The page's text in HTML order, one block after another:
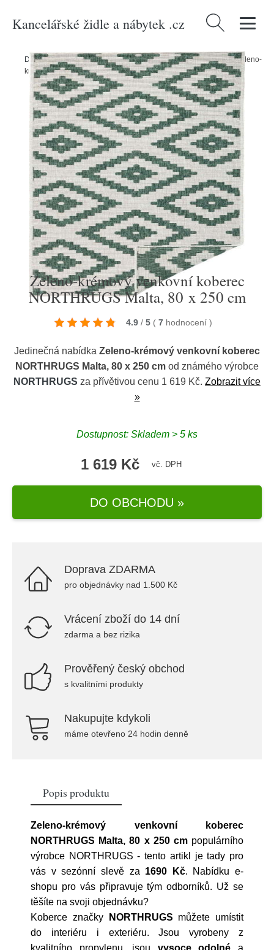
Kancelářské židle a nábytek .cz Vyhledávání
Domů/Produkty/Zahrada/Zahradní textil/Venkovní koberce/Zeleno-
krémový venkovní koberec NORTHRUGS Malta, 80 x 250 cm
Zeleno-krémový venkovní koberec
NORTHRUGS Malta, 80 x 250 cm
4.9 / 5 ( 7 hodnocení )
Jedinečná nabídka Zeleno-krémový venkovní koberec
NORTHRUGS Malta, 80 x 250 cm od známého výrobce
NORTHRUGS za přívětivou cenu 1 619 Kč. Zobrazit více
»
Dostupnost: Skladem > 5 ks
1 619 Kč vč. DPH
DO OBCHODU »
Doprava ZDARMA
pro objednávky nad 1.500 Kč
Vrácení zboží do 14 dní
zdarma a bez rizika
Prověřený český obchod
s kvalitními produkty
Nakupujte kdykoli
máme otevřeno 24 hodin denně
Popis produktu
Zeleno-krémový venkovní koberec
NORTHRUGS Malta, 80 x 250 cmpopulárního
výrobce NORTHRUGS - tento artikl je tady pro
vás v sezónní slevě za 1690 Kč. Nabídku e-
shopu pro vás připravuje tým odborníků. Už se
těšíte na svoji objednávku?
Koberce značky
NORTHRUGS můžete umístit
do interiéru i exteriéru. Jsou vyrobeny z
kvalitního propylenu, jsou vysoce odolné a